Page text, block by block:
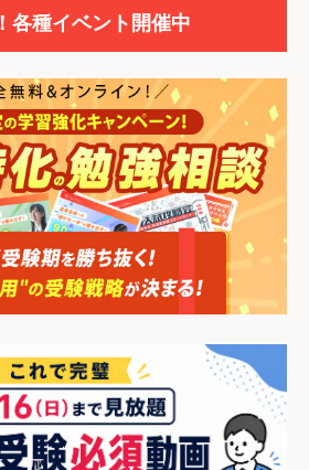
各種イベント開催中